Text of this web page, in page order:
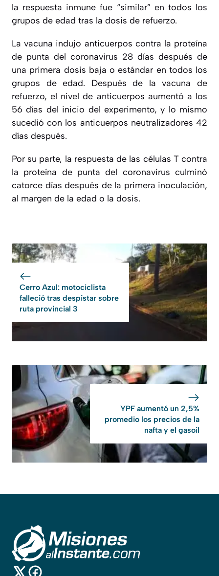
la respuesta inmune fue “similar” en todos los
grupos de edad tras la dosis de refuerzo.
La vacuna indujo anticuerpos contra la proteína
de punta del coronavirus 28 días después de
una primera dosis baja o estándar en todos los
grupos de edad. Después de la vacuna de
refuerzo, el nivel de anticuerpos aumentó a los
56 días del inicio del experimento, y lo mismo
sucedió con los anticuerpos neutralizadores 42
días después.
Por su parte, la respuesta de las células T contra
la proteína de punta del coronavirus culminó
catorce días después de la primera inoculación,
al margen de la edad o la dosis.
Cerro Azul: motociclista
falleció tras despistar sobre
ruta provincial 3
YPF aumentó un 2,5%
promedio los precios de la
nafta y el gasoil